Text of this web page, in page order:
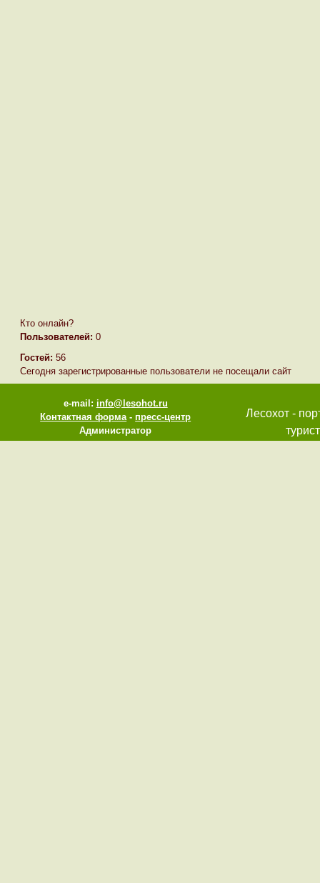
Кто онлайн?
Пользователей: 0
Гостей: 56
Сегодня зарегистрированные пользователи не посещали сайт
e-mail: info@lesohot.ru
Контактная форма-пресс-центр
Администратор
Лесохот -